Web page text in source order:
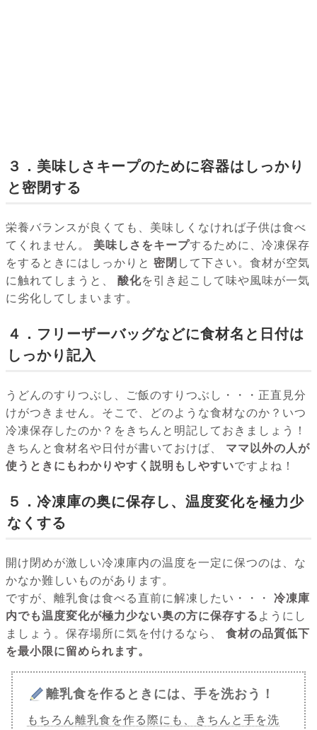
３．美味しさキープのために容器はしっかり
と密閉する
栄養バランスが良くても、美味しくなければ子供は食べ
てくれません。
美味しさをキープするために、冷凍保存
をするときにはしっかりと 密閉 して下さい。食材が空気
に触れてしまうと、
酸化を引き起こして味や風味が一気
に劣化してしまいます。
４．フリーザーバッグなどに食材名と日付は
しっかり記入
うどんのすりつぶし、ご飯のすりつぶし・・・正直見分
けがつきません。そこで、どのような食材なのか？いつ
冷凍保存したのか？をきちんと明記しておきましょう！
きちんと食材名や日付が書いておけば、
ママ以外の人が
使うときにもわかりやすく説明もしやすいですよね！
５．冷凍庫の奥に保存し、温度変化を極力少
なくする
開け閉めが激しい冷凍庫内の温度を一定に保つのは、な
かなか難しいものがあります。
ですが、離乳食は食べる直前に解凍したい・・・
冷凍庫
内でも温度変化が極力少ない奥の方に保存する ようにし
ましょう。保存場所に気を付けるなら、
食材の品質低下
を最小限に留められます。
離乳食を作るときには、手を洗おう！
もちろん離乳食を作る際にも、きちんと手を洗